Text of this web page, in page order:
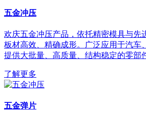
五金冲压
欢庆五金冲压产品，依托精密模具与先
板材高效、精确成形。广泛应用于汽车
提供大批量、高质量、结构稳定的零部
了解更多
五金弹片